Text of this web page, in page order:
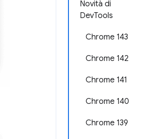
Novità di
DevTools
Chrome 143
Chrome 142
Chrome 141
Chrome 140
Chrome 139